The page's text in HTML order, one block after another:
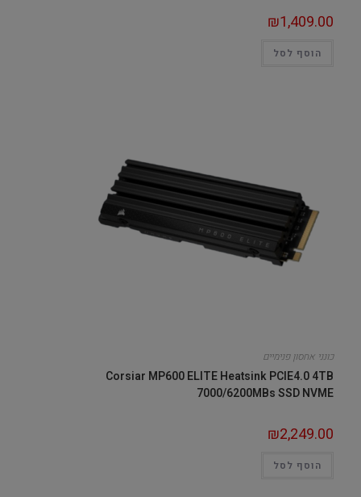
₪1,409.00
הוסף לסל
כונני אחסון פנימיים
Corsiar MP600 ELITE Heatsink PCIE4.0 4TB
7000/6200MBs SSD NVME
₪2,249.00
הוסף לסל